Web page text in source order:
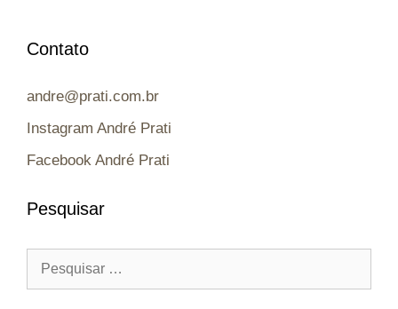
Contato
andre@prati.com.br
Instagram André Prati
Facebook André Prati
Pesquisar
Pesquisar
por: